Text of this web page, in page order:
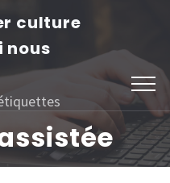
culture
nous